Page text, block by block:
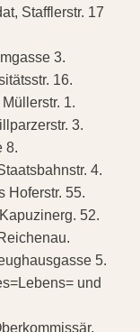
Stafflerstr. 17
3.
16.
1.
3.
8.
4.
Hoferstr. 55.
52.
5.
und